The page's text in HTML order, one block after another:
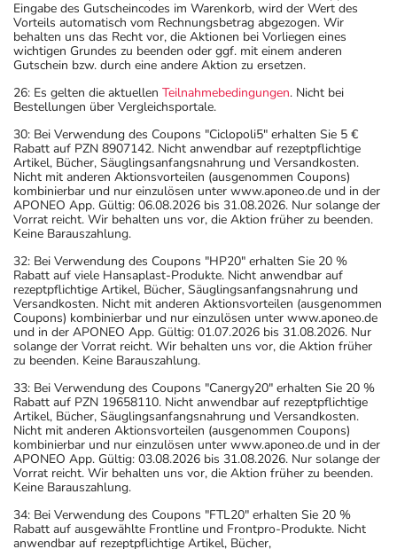
Eingabe des Gutscheincodes im Warenkorb, wird der Wert des
Vorteils automatisch vom Rechnungsbetrag abgezogen. Wir
behalten uns das Recht vor, die Aktionen bei Vorliegen eines
wichtigen Grundes zu beenden oder ggf. mit einem anderen
Gutschein bzw. durch eine andere Aktion zu ersetzen.
26: Es gelten die aktuellen Teilnahmebedingungen. Nicht bei
Bestellungen über Vergleichsportale.
30: Bei Verwendung des Coupons "Ciclopoli5" erhalten Sie 5 €
Rabatt auf PZN 8907142. Nicht anwendbar auf rezeptpflichtige
Artikel, Bücher, Säuglingsanfangsnahrung und Versandkosten.
Nicht mit anderen Aktionsvorteilen (ausgenommen Coupons)
kombinierbar und nur einzulösen unter www.aponeo.de und in der
APONEO App. Gültig: 06.08.2026 bis 31.08.2026. Nur solange der
Vorrat reicht. Wir behalten uns vor, die Aktion früher zu beenden.
Keine Barauszahlung.
32: Bei Verwendung des Coupons "HP20" erhalten Sie 20 %
Rabatt auf viele Hansaplast-Produkte. Nicht anwendbar auf
rezeptpflichtige Artikel, Bücher, Säuglingsanfangsnahrung und
Versandkosten. Nicht mit anderen Aktionsvorteilen (ausgenommen
Coupons) kombinierbar und nur einzulösen unter www.aponeo.de
und in der APONEO App. Gültig: 01.07.2026 bis 31.08.2026. Nur
solange der Vorrat reicht. Wir behalten uns vor, die Aktion früher
zu beenden. Keine Barauszahlung.
33: Bei Verwendung des Coupons "Canergy20" erhalten Sie 20 %
Rabatt auf PZN 19658110. Nicht anwendbar auf rezeptpflichtige
Artikel, Bücher, Säuglingsanfangsnahrung und Versandkosten.
Nicht mit anderen Aktionsvorteilen (ausgenommen Coupons)
kombinierbar und nur einzulösen unter www.aponeo.de und in der
APONEO App. Gültig: 03.08.2026 bis 31.08.2026. Nur solange der
Vorrat reicht. Wir behalten uns vor, die Aktion früher zu beenden.
Keine Barauszahlung.
34: Bei Verwendung des Coupons "FTL20" erhalten Sie 20 %
Rabatt auf ausgewählte Frontline und Frontpro-Produkte. Nicht
anwendbar auf rezeptpflichtige Artikel, Bücher,